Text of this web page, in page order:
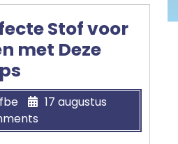
Stof voor
met Deze
17 augustus